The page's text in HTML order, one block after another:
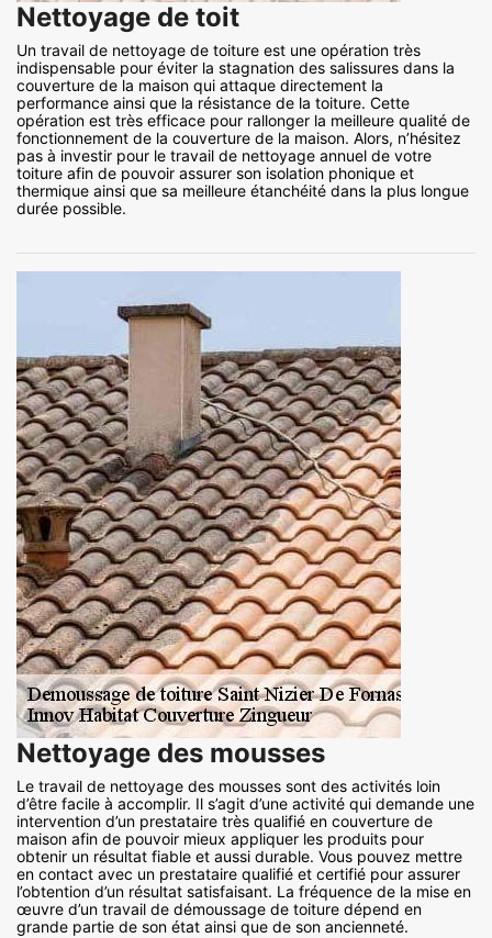
Nettoyage de toit
Un travail de nettoyage de toiture est une opération très
indispensable pour éviter la stagnation des salissures dans la
couverture de la maison qui attaque directement la
performance ainsi que la résistance de la toiture. Cette
opération est très efficace pour rallonger la meilleure qualité de
fonctionnement de la couverture de la maison. Alors, n’hésitez
pas à investir pour le travail de nettoyage annuel de votre
toiture afin de pouvoir assurer son isolation phonique et
thermique ainsi que sa meilleure étanchéité dans la plus longue
durée possible.
Nettoyage des mousses
Le travail de nettoyage des mousses sont des activités loin
d’être facile à accomplir. Il s’agit d’une activité qui demande une
intervention d’un prestataire très qualifié en couverture de
maison afin de pouvoir mieux appliquer les produits pour
obtenir un résultat fiable et aussi durable. Vous pouvez mettre
en contact avec un prestataire qualifié et certifié pour assurer
l’obtention d’un résultat satisfaisant. La fréquence de la mise en
œuvre d’un travail de démoussage de toiture dépend en
grande partie de son état ainsi que de son ancienneté.